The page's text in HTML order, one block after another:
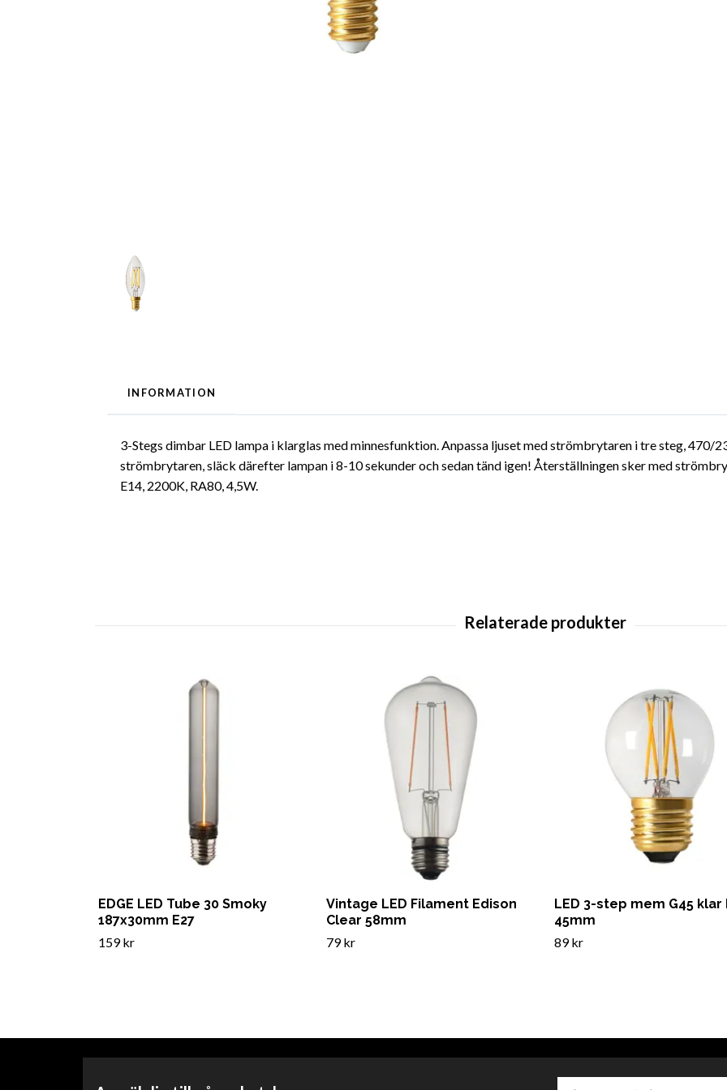
INFORMATION
3-Stegs dimbar LED lampa i klarglas med minnesfunktion. Anpassa ljuset med strömbrytaren i tre steg, 470/
strömbrytaren, släck därefter lampan i 8-10 sekunder och sedan tänd igen! Återställningen sker med
E14, 2200K, RA80, 4,5W.
EDGE LED Tube 30 Smoky
187x30mm E27
159 kr
Vintage LED Filament Edison
Clear 58mm
79 kr
LED 3-step mem G45 klar
45mm
89 kr